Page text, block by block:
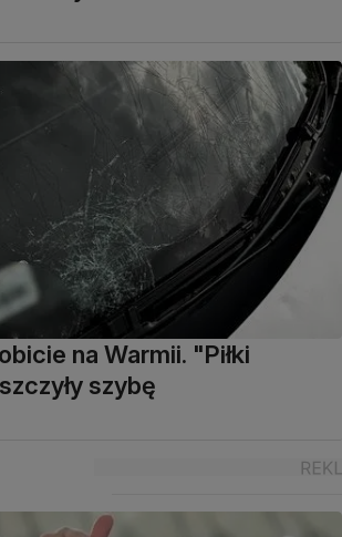
na Warmii. "Piłki
szybę